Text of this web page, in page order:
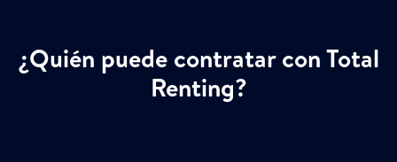
¿Quién puede contratar con Total
Renting?